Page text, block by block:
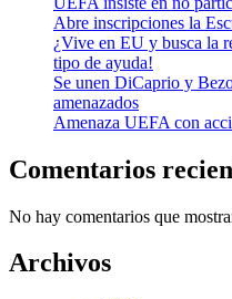
Abre inscripciones la
¿Vive en EU y busca la
tipo de ayuda!
Se unen DiCaprio y
amenazados
Amenaza UEFA con
Comentarios
No hay comentarios que
Archivos